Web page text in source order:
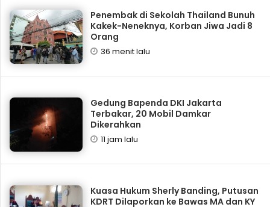
Penembak di Sekolah Thailand Bunuh
Kakek-Neneknya, Korban Jiwa Jadi 8
Orang
36 menit lalu
Gedung Bapenda DKI Jakarta
Terbakar, 20 Mobil Damkar
Dikerahkan
11 jam lalu
Kuasa Hukum Sherly Banding, Putusan
KDRT Dilaporkan ke Bawas MA dan KY